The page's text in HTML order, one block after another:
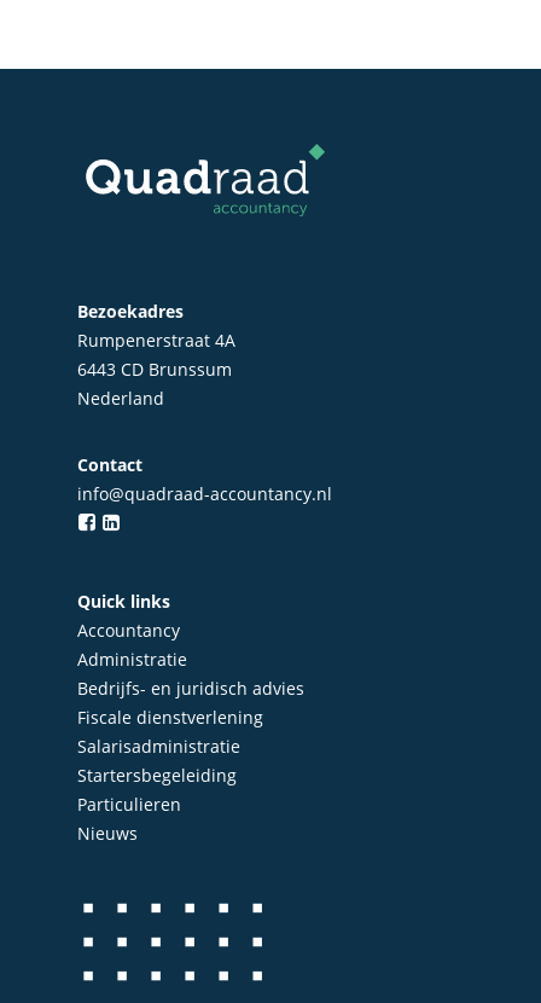
Bezoekadres
Rumpenerstraat 4A
6443 CD Brunssum
Nederland
Contact
info@quadraad-accountancy.nl
Quick links
Accountancy
Administratie
Bedrijfs- en juridisch advies
Fiscale dienstverlening
Salarisadministratie
Startersbegeleiding
Particulieren
Nieuws
Home